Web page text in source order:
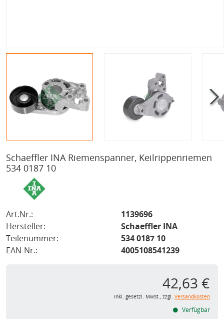
Schaeffler INA Riemenspanner, Keilrippenriemen
534 0187 10
Art.Nr.:
1139696
Hersteller:
Schaeffler INA
Teilenummer:
534 0187 10
EAN-Nr.:
4005108541239
42,63 €
inkl. gesetzl. MwSt., zzgl. Versandkosten
Verfügbar